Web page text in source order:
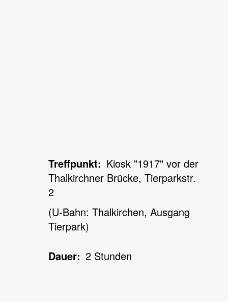
Treffpunkt
Kiosk "1917" vor der
Thalkirchner Brücke, Tierparkstr.
2
(U-Bahn: Thalkirchen, Ausgang
Tierpark)
Dauer 2 Stunden